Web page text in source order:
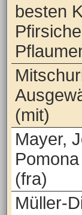
besten
(mit)
Mayer,
(fra)
Müller-